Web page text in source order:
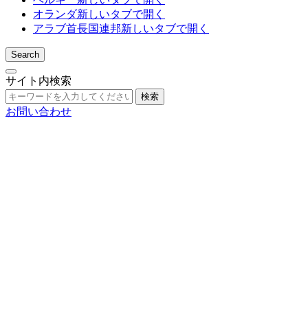
オランダ新しいタブで開く
アラブ首長国連邦新しいタブで開く
Search
サイト内検索
検索
お問い合わせ